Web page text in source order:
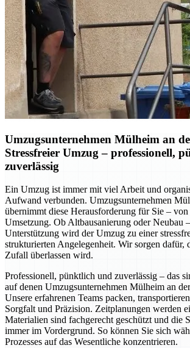
Umzugsunternehmen Mülheim an
Stressfreier Umzug – professionell,
zuverlässig
Ein Umzug ist immer mit viel Arbeit und
Aufwand verbunden. Umzugsunternehmen
übernimmt diese Herausforderung für Sie –
Umsetzung. Ob Altbausanierung oder Neubau
Unterstützung wird der Umzug zu einer
strukturierten Angelegenheit. Wir sorgen dafür,
Zufall überlassen wird.
Professionell, pünktlich und zuverlässig – das
auf denen Umzugsunternehmen Mülheim an
Unsere erfahrenen Teams packen,
Sorgfalt und Präzision. Zeitplanungen werden
Materialien sind fachgerecht geschützt und die
immer im Vordergrund. So können Sie sich
Prozesses auf das Wesentliche konzentrieren.